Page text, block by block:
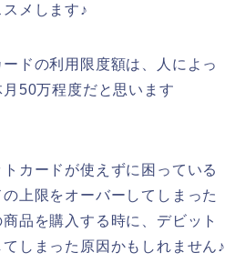
メします♪
ドの利用限度額は、人によっ
50万程度だと思います
カードが使えずに困っている
上限をオーバーしてしまった
品を購入する時に、デビット
しまった原因かもしれません♪